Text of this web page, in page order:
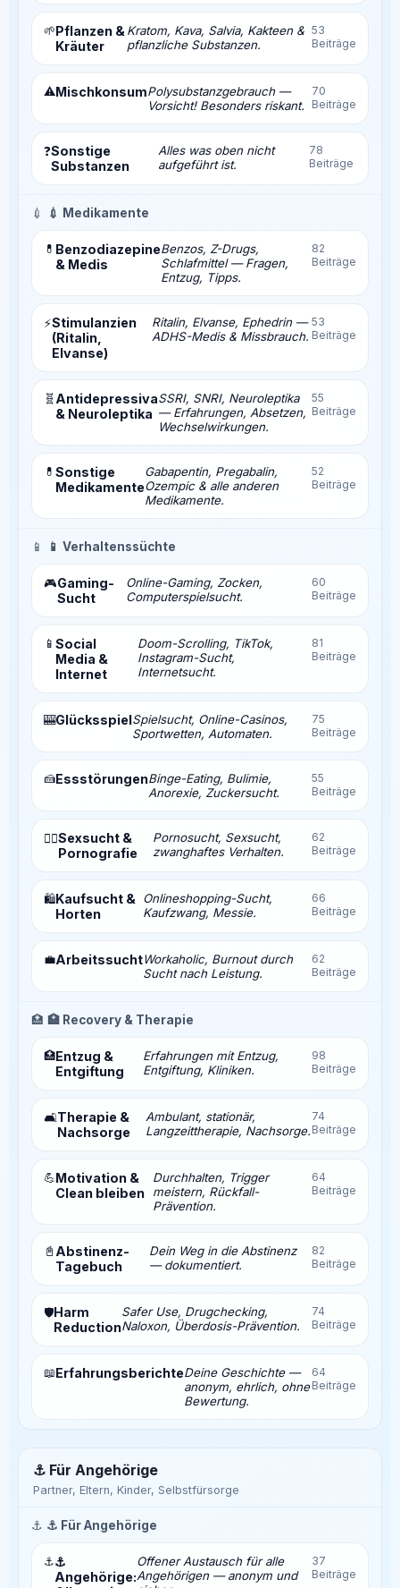
🌱Pflanzen &
Kräuter
Kratom, Kava, Salvia, Kakteen &
pflanzliche Substanzen.
53
Beiträge
⚠️MischkonsumPolysubstanzgebrauch —
Vorsicht! Besonders riskant.
70
Beiträge
❓Sonstige
Substanzen
Alles was oben nicht
aufgeführt ist.
78
Beiträge
💉 💉 Medikamente
💊 Benzodiazepine
& Medis
Benzos, Z-Drugs,
Schlafmittel — Fragen,
Entzug, Tipps.
82
Beiträge
⚡Stimulanzien
(Ritalin,
Elvanse)
Ritalin, Elvanse, Ephedrin —
ADHS-Medis & Missbrauch.
53
Beiträge
🧬 Antidepressiva
& Neuroleptika
SSRI, SNRI, Neuroleptika
— Erfahrungen, Absetzen,
Wechselwirkungen.
55
Beiträge
💊 Sonstige
Medikamente
Gabapentin, Pregabalin,
Ozempic & alle anderen
Medikamente.
52
Beiträge
📱 📱 Verhaltenssüchte
🎮Gaming-
Sucht
Online-Gaming, Zocken,
Computerspielsucht.
60
Beiträge
📱 Social
Media &
Internet
Doom-Scrolling, TikTok,
Instagram-Sucht,
Internetsucht.
81
Beiträge
🎰GlücksspielSpielsucht, Online-Casinos,
Sportwetten, Automaten.
75
Beiträge
🍰EssstörungenBinge-Eating, Bulimie,
Anorexie, Zuckersucht.
55
Beiträge
❤️‍🔥Sexsucht &
Pornografie
Pornosucht, Sexsucht,
zwanghaftes Verhalten.
62
Beiträge
🛍️Kaufsucht &
Horten
Onlineshopping-Sucht,
Kaufzwang, Messie.
66
Beiträge
💼ArbeitssuchtWorkaholic, Burnout durch
Sucht nach Leistung.
62
Beiträge
🏥 🏥 Recovery & Therapie
🏥Entzug &
Entgiftung
Erfahrungen mit Entzug,
Entgiftung, Kliniken.
98
Beiträge
🛋️Therapie &
Nachsorge
Ambulant, stationär,
Langzeittherapie, Nachsorge.
74
Beiträge
💪Motivation &
Clean bleiben
Durchhalten, Trigger
meistern, Rückfall-
Prävention.
64
Beiträge
📓 Abstinenz-
Tagebuch
Dein Weg in die Abstinenz
— dokumentiert.
82
Beiträge
🛡️Harm
Reduction
Safer Use, Drugchecking,
Naloxon, Überdosis-Prävention.
74
Beiträge
📖ErfahrungsberichteDeine Geschichte —
anonym, ehrlich, ohne
Bewertung.
64
Beiträge
⚓ Für Angehörige
Partner, Eltern, Kinder, Selbstfürsorge
⚓ ⚓ Für Angehörige
⚓⚓
Angehörige:
Offener Austausch für alle
Angehörigen — anonym und
37
Beiträge